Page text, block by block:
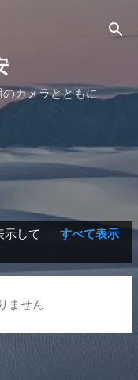
カメラとともに
示して
すべて表示
ません